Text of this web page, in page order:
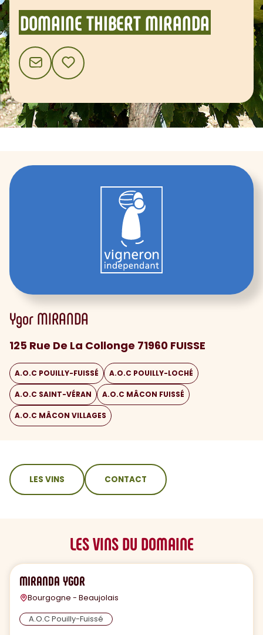
DOMAINE THIBERT MIRANDA
CONTACTAJOUTER AUX FAVORIS
Ygor MIRANDA
125 Rue De La Collonge 71960 FUISSE
A.O.C POUILLY-FUISSÉ A.O.C POUILLY-LOCHÉ
A.O.C SAINT-VÉRAN A.O.C MÂCON FUISSÉ
A.O.C MÂCON VILLAGES
sommaire
LES VINS CONTACT
LES VINS DU DOMAINE
MIRANDA YGOR
Bourgogne - Beaujolais
A.O.C Pouilly-Fuissé